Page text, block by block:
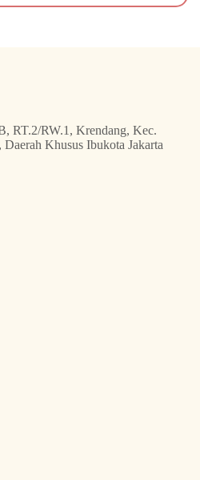
RT.2/RW.1, Krendang, Kec.
Khusus Ibukota Jakarta